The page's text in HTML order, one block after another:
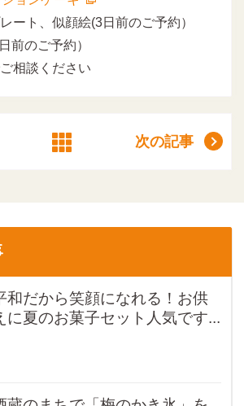
ート、似顔絵(3日前のご予約）
前のご予約）
相談ください
次の記事
和だから笑顔になれる！お供
に夏のお菓子セット人気です...